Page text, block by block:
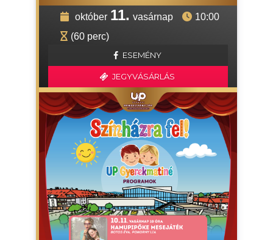
október 11. vasárnap
10:00
(60 perc)
ESEMÉNY
JEGYVÁSÁRLÁS